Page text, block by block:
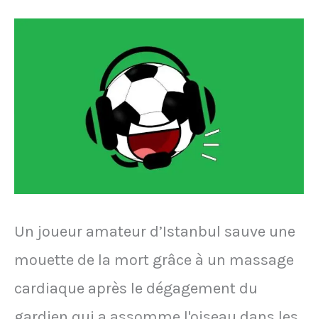
Allemagne-
Portugal
le
17
Un joueur amateur d’Istanbul sauve une
mouette de la mort grâce à un massage
cardiaque après le dégagement du